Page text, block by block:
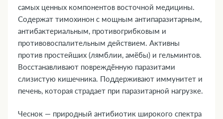
самых ценных компонентов восточной медицины.
Содержат тимохинон с мощным антипаразитарным,
антибактериальным, противогрибковым и
противовоспалительным действием. Активны
против простейших (лямблии, амёбы) и гельминтов.
Восстанавливают повреждённую паразитами
слизистую кишечника. Поддерживают иммунитет и
печень, которая страдает при паразитарной нагрузке.
Чеснок — природный антибиотик широкого спектра